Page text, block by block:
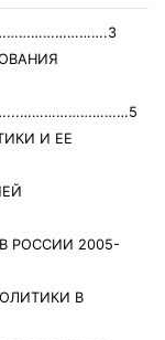
И ЕЕ
РОССИИ 2005-
В